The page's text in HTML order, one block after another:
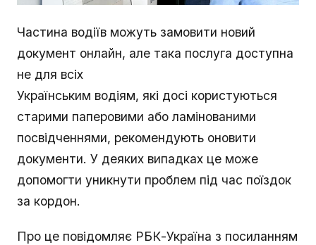
Частина водіїв можуть замовити новий
документ онлайн, але така послуга доступна
не для всіх
Українським водіям, які досі користуються
старими паперовими або ламінованими
посвідченнями, рекомендують оновити
документи. У деяких випадках це може
допомогти уникнути проблем під час поїздок
за кордон.
Про це повідомляє РБК-Україна з посиланням